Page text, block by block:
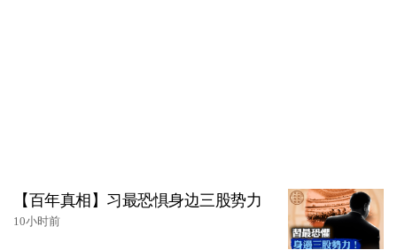
【百年真相】习最恐惧身边三股势力
10小时前